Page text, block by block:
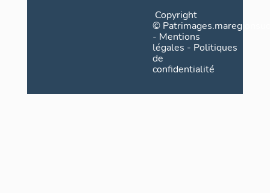
Copyright
©
- Mentions
légales - Politiques
de
confidentialité